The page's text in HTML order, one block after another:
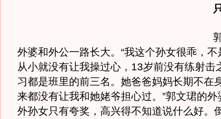
郭
外婆和外公一路长大。“我这个孙女很乖，
从小就没有让我操过心，13岁前没有练射击
习都是班里的前三名。她爸爸妈妈长期不在
来都没有让我和她姥爷担心过。”郭文珺的
外孙女只有夸奖，高兴得不知道说什么好。